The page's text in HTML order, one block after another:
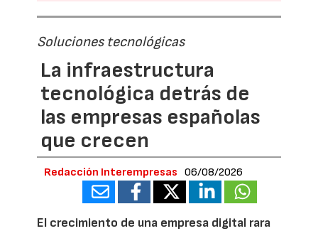
Soluciones tecnológicas
La infraestructura
tecnológica detrás de
las empresas españolas
que crecen
Redacción Interempresas 06/08/2026
El crecimiento de una empresa digital rara